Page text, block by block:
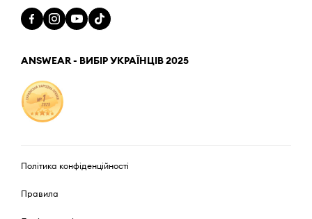
ANSWEAR - ВИБІР УКРАЇНЦІВ 2025
Політика конфіденційності
Правила